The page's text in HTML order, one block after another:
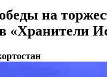
на
«Хранители